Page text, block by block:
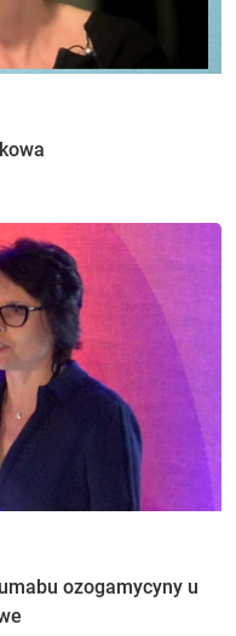
ozogamycyny u